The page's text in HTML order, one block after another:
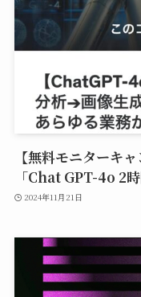
【無料モニターキ
「Chat GPT-4o 2時
2024年11月21日